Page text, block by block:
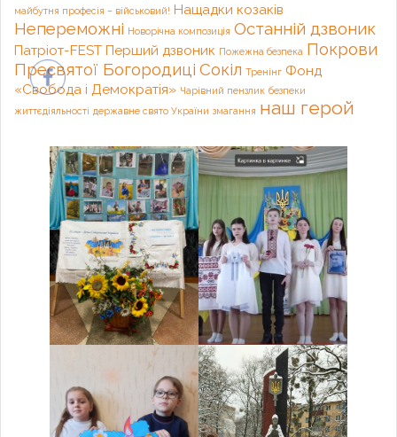
майбутня професія – військовий! Нащадки козаків
Непереможні Новорічна композиція Останній дзвоник
Патріот-FEST Перший дзвоник Пожежна безпека Покрови
Пресвятої Богородиці Сокіл Тренінг Фонд
«Свобода і Демократія» Чарівний пензлик безпеки
життєдіяльності державне свято України змагання наш герой